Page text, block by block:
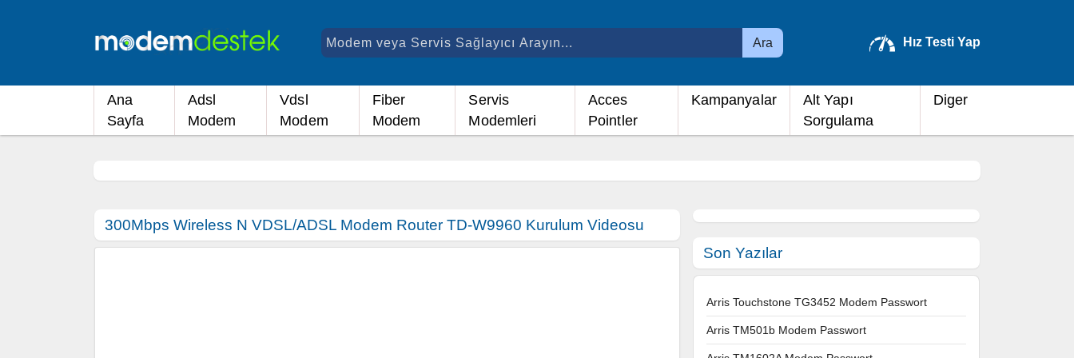
Ara Hız Testi Yap
Ana
Sayfa
Adsl
Modem
Vdsl
Modem
Fiber
Modem
Servis
Modemleri
Acces
Pointler
Kampanyalar
Alt Yapı
Sorgulama
Diger
300Mbps Wireless N VDSL/ADSL Modem Router TD-W9960 Kurulum Videosu
Son Yazılar
Arris Touchstone TG3452 Modem Passwort
Arris TM501b Modem Passwort